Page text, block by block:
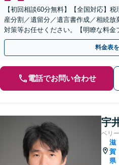
【初回相談60分無料】【全国対応】
産分割／遺留分／遺言書作成／相続
対策等お任せください。【明瞭な料金
話相談可】
料金表
電話でお問い合わせ
宇
ベリ
滋
賀
県